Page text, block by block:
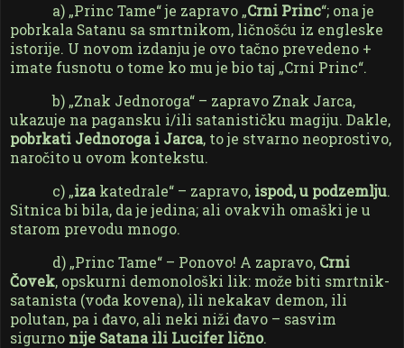
a) „Princ Tame“ je zapravo „Crni Princ“; ona je
pobrkala Satanu sa smrtnikom, ličnošću iz engleske
istorije. U novom izdanju je ovo tačno prevedeno +
imate fusnotu o tome ko mu je bio taj „Crni Princ“.
b) „Znak Jednoroga“ – zapravo Znak Jarca,
ukazuje na pagansku i/ili satanističku magiju. Dakle,
pobrkati Jednoroga i Jarca, to je stvarno neoprostivo,
naročito u ovom kontekstu.
c) „iza katedrale“ – zapravo, ispod, u podzemlju.
Sitnica bi bila, da je jedina; ali ovakvih omaški je u
starom prevodu mnogo.
d) „Princ Tame“ – Ponovo! A zapravo, Crni
Čovek, opskurni demonološki lik: može biti smrtnik-
satanista (vođa kovena), ili nekakav demon, ili
polutan, pa i đavo, ali neki niži đavo – sasvim
sigurno nije Satana ili Lucifer lično.